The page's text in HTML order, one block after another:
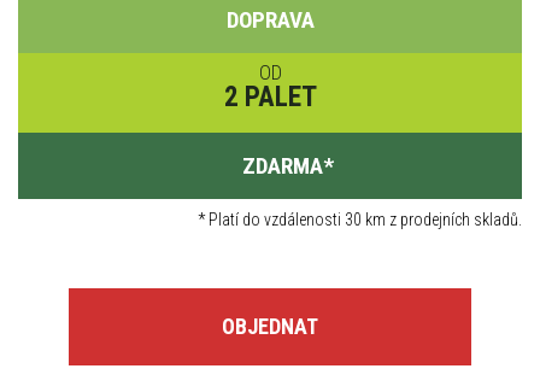
DOPRAVA
OD
2 PALET
ZDARMA*
*Platí do vzdálenosti 30 km z prodejních skladů.
OBJEDNAT